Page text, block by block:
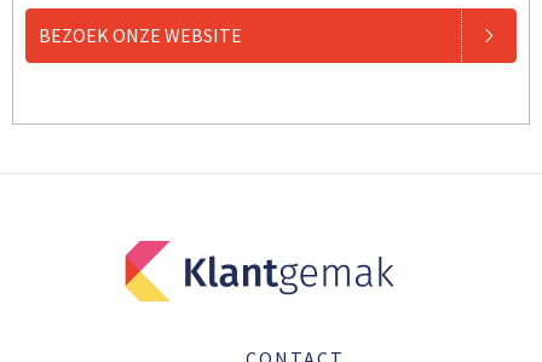
BEZOEK ONZE WEBSITE